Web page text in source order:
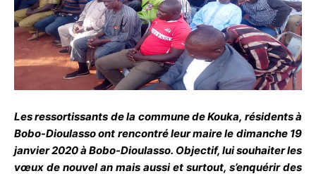
Les ressortissants de la commune de Kouka, résidents à
Bobo-Dioulasso ont rencontré leur maire le dimanche 19
janvier 2020 à Bobo-Dioulasso. Objectif, lui souhaiter les
vœux de nouvel an mais aussi et surtout, s’enquérir des